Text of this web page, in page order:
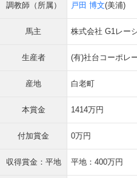
調教師（所属） 戸田 博文(美浦)
馬主 株式会社 G1レー
生産者 (有)社台コーポレ
産地 白老町
本賞金 1414万円
付加賞金 0万円
収得賞金：平地 平地：400万円